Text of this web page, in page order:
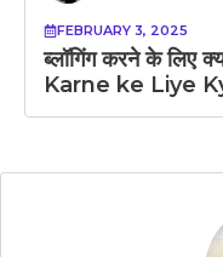
FEBRUARY 3, 2025
ब्लॉगिंग करने के लिए
Karne ke Liye